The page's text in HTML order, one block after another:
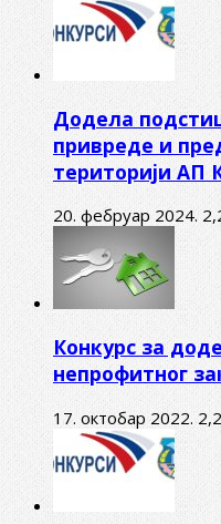
Додела
привреде и
територији АП
20. фебруар 2024.
Конкурс за
непрофитног
17. октобар 2022.